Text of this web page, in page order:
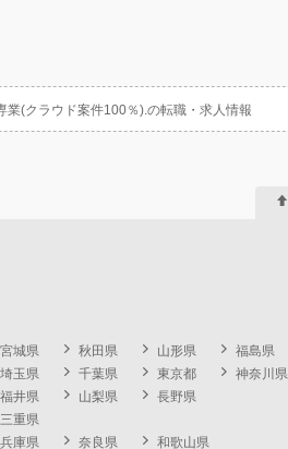
業(クラウド案件100％).の転職・求人情報
宮城県 秋田県 山形県
福島県
埼玉県 千葉県 東京都
神奈川県
福井県 山梨県
長野県
三重県
兵庫県 奈良県 和歌山県